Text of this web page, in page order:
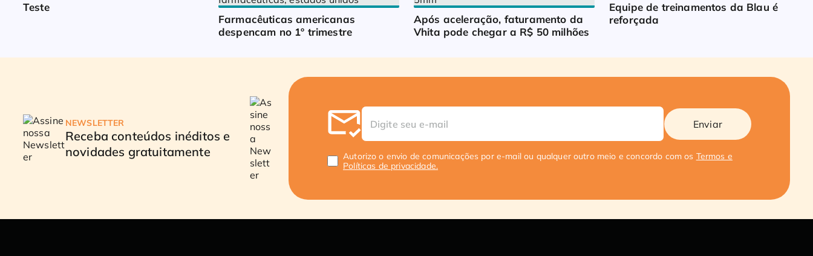
Teste
Farmacêuticas americanas
despencam no 1º trimestre
Após aceleração, faturamento da
Vhita pode chegar a R$ 50 milhões
Equipe de treinamentos da Blau é
reforçada
NEWSLETTER
Receba conteúdos inéditos e
novidades gratuitamente
Enviar
Autorizo o envio de comunicações por e-mail ou qualquer outro meio e concordo com os Termos e
Políticas de privacidade.